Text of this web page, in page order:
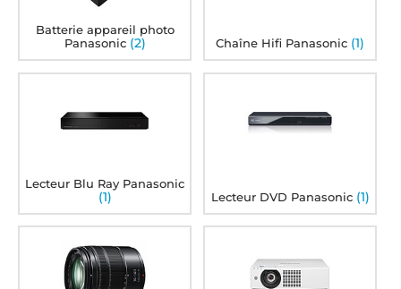
Batterie appareil photo
Panasonic (2) Chaîne Hifi Panasonic (1)
Lecteur Blu Ray Panasonic
(1) Lecteur DVD Panasonic (1)